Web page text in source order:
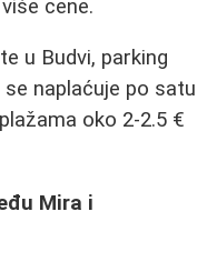
cene.
u Budvi, parking
naplaćuje po satu
oko 2-2.5 €
Mira i